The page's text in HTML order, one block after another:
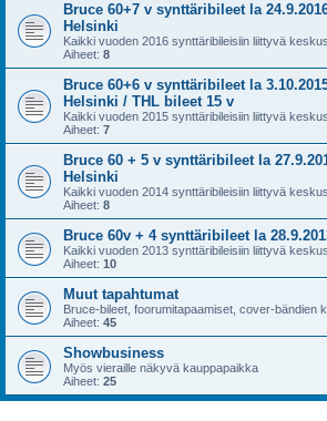
Bruce 60+7 v synttäribileet la
Helsinki
Kaikki vuoden 2016 synttäribileisiin liittyvä
Aiheet: 8
Bruce 60+6 v synttäribileet la
Helsinki / THL bileet 15 v
Kaikki vuoden 2015 synttäribileisiin liittyvä
Aiheet: 7
Bruce 60 + 5 v synttäribileet la
Helsinki
Kaikki vuoden 2014 synttäribileisiin liittyvä
Aiheet: 8
Bruce 60v + 4 synttäribileet la
Kaikki vuoden 2013 synttäribileisiin liittyvä
Aiheet: 10
Muut tapahtumat
Bruce-bileet, foorumitapaamiset, cover-bändien
Aiheet: 45
Showbusiness
Myös vieraille näkyvä kauppapaikka
Aiheet: 25